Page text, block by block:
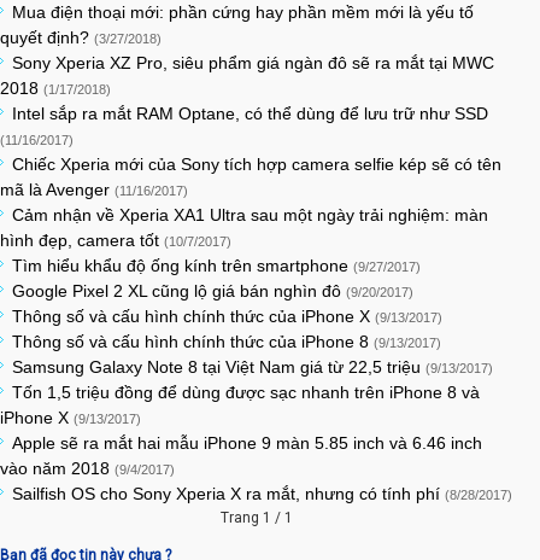
Mua điện thoại mới: phần cứng hay phần mềm mới là yếu tố
quyết định? (3/27/2018)
Sony Xperia XZ Pro, siêu phẩm giá ngàn đô sẽ ra mắt tại MWC
2018 (1/17/2018)
Intel sắp ra mắt RAM Optane, có thể dùng để lưu trữ như SSD
(11/16/2017)
Chiếc Xperia mới của Sony tích hợp camera selfie kép sẽ có tên
mã là Avenger (11/16/2017)
Cảm nhận về Xperia XA1 Ultra sau một ngày trải nghiệm: màn
hình đẹp, camera tốt (10/7/2017)
Tìm hiểu khẩu độ ống kính trên smartphone (9/27/2017)
Google Pixel 2 XL cũng lộ giá bán nghìn đô (9/20/2017)
Thông số và cấu hình chính thức của iPhone X (9/13/2017)
Thông số và cấu hình chính thức của iPhone 8 (9/13/2017)
Samsung Galaxy Note 8 tại Việt Nam giá từ 22,5 triệu (9/13/2017)
Tốn 1,5 triệu đồng để dùng được sạc nhanh trên iPhone 8 và
iPhone X (9/13/2017)
Apple sẽ ra mắt hai mẫu iPhone 9 màn 5.85 inch và 6.46 inch
vào năm 2018 (9/4/2017)
Sailfish OS cho Sony Xperia X ra mắt, nhưng có tính phí (8/28/2017)
Trang 1 / 1
Bạn đã đọc tin này chưa ?